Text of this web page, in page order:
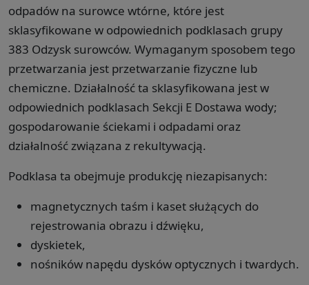
odpadów na surowce wtórne, które jest
sklasyfikowane w odpowiednich podklasach grupy
383 Odzysk surowców. Wymaganym sposobem tego
przetwarzania jest przetwarzanie fizyczne lub
chemiczne. Działalność ta sklasyfikowana jest w
odpowiednich podklasach Sekcji E Dostawa wody;
gospodarowanie ściekami i odpadami oraz
działalność związana z rekultywacją.
Podklasa ta obejmuje produkcję niezapisanych:
magnetycznych taśm i kaset służących do
rejestrowania obrazu i dźwięku,
dyskietek,
nośników napędu dysków optycznych i twardych.